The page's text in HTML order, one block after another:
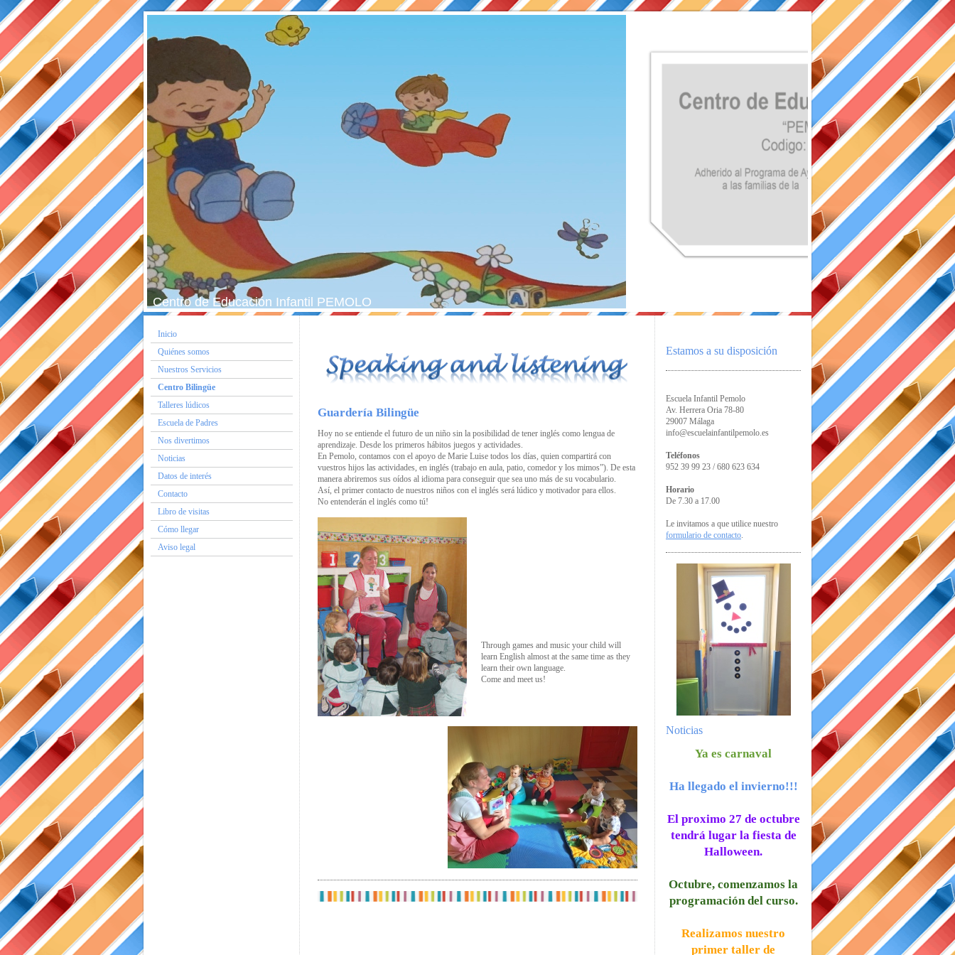
Centro de Educación Infantil PEMOLO
Inicio
Quiénes somos
Nuestros Servicios
Centro Bilingüe
Talleres lúdicos
Escuela de Padres
Nos divertimos
Noticias
Datos de interés
Contacto
Libro de visitas
Cómo llegar
Aviso legal
Guardería Bilingüe
Hoy no se entiende el futuro de un niño sin la posibilidad de tener inglés como lengua de
aprendizaje. Desde los primeros hábitos juegos y actividades.
En Pemolo, contamos con el apoyo de Marie Luise todos los días, quien compartirá con
vuestros hijos las actividades, en inglés (trabajo en aula, patio, comedor y los mimos”). De esta
manera abriremos sus oídos al idioma para conseguir que sea uno más de su vocabulario.
Así, el primer contacto de nuestros niños con el inglés será lúdico y motivador para ellos.
No entenderán el inglés como tú!
Through games and music your child will
learn English almost at the same time as they
learn their own language.
Come and meet us!
Estamos a su disposición
Escuela Infantil Pemolo
Av. Herrera Oria 78-80
29007 Málaga
info@escuelainfantilpemolo.es
Teléfonos
952 39 99 23 / 680 623 634
Horario
De 7.30 a 17.00
Le invitamos a que utilice nuestro
formulario de contacto.
Noticias
Ya es carnaval
Ha llegado el invierno!!!
El proximo 27 de octubre
tendrá lugar la fiesta de
Halloween.
Octubre, comenzamos la
programación del curso.
Realizamos nuestro
primer taller de